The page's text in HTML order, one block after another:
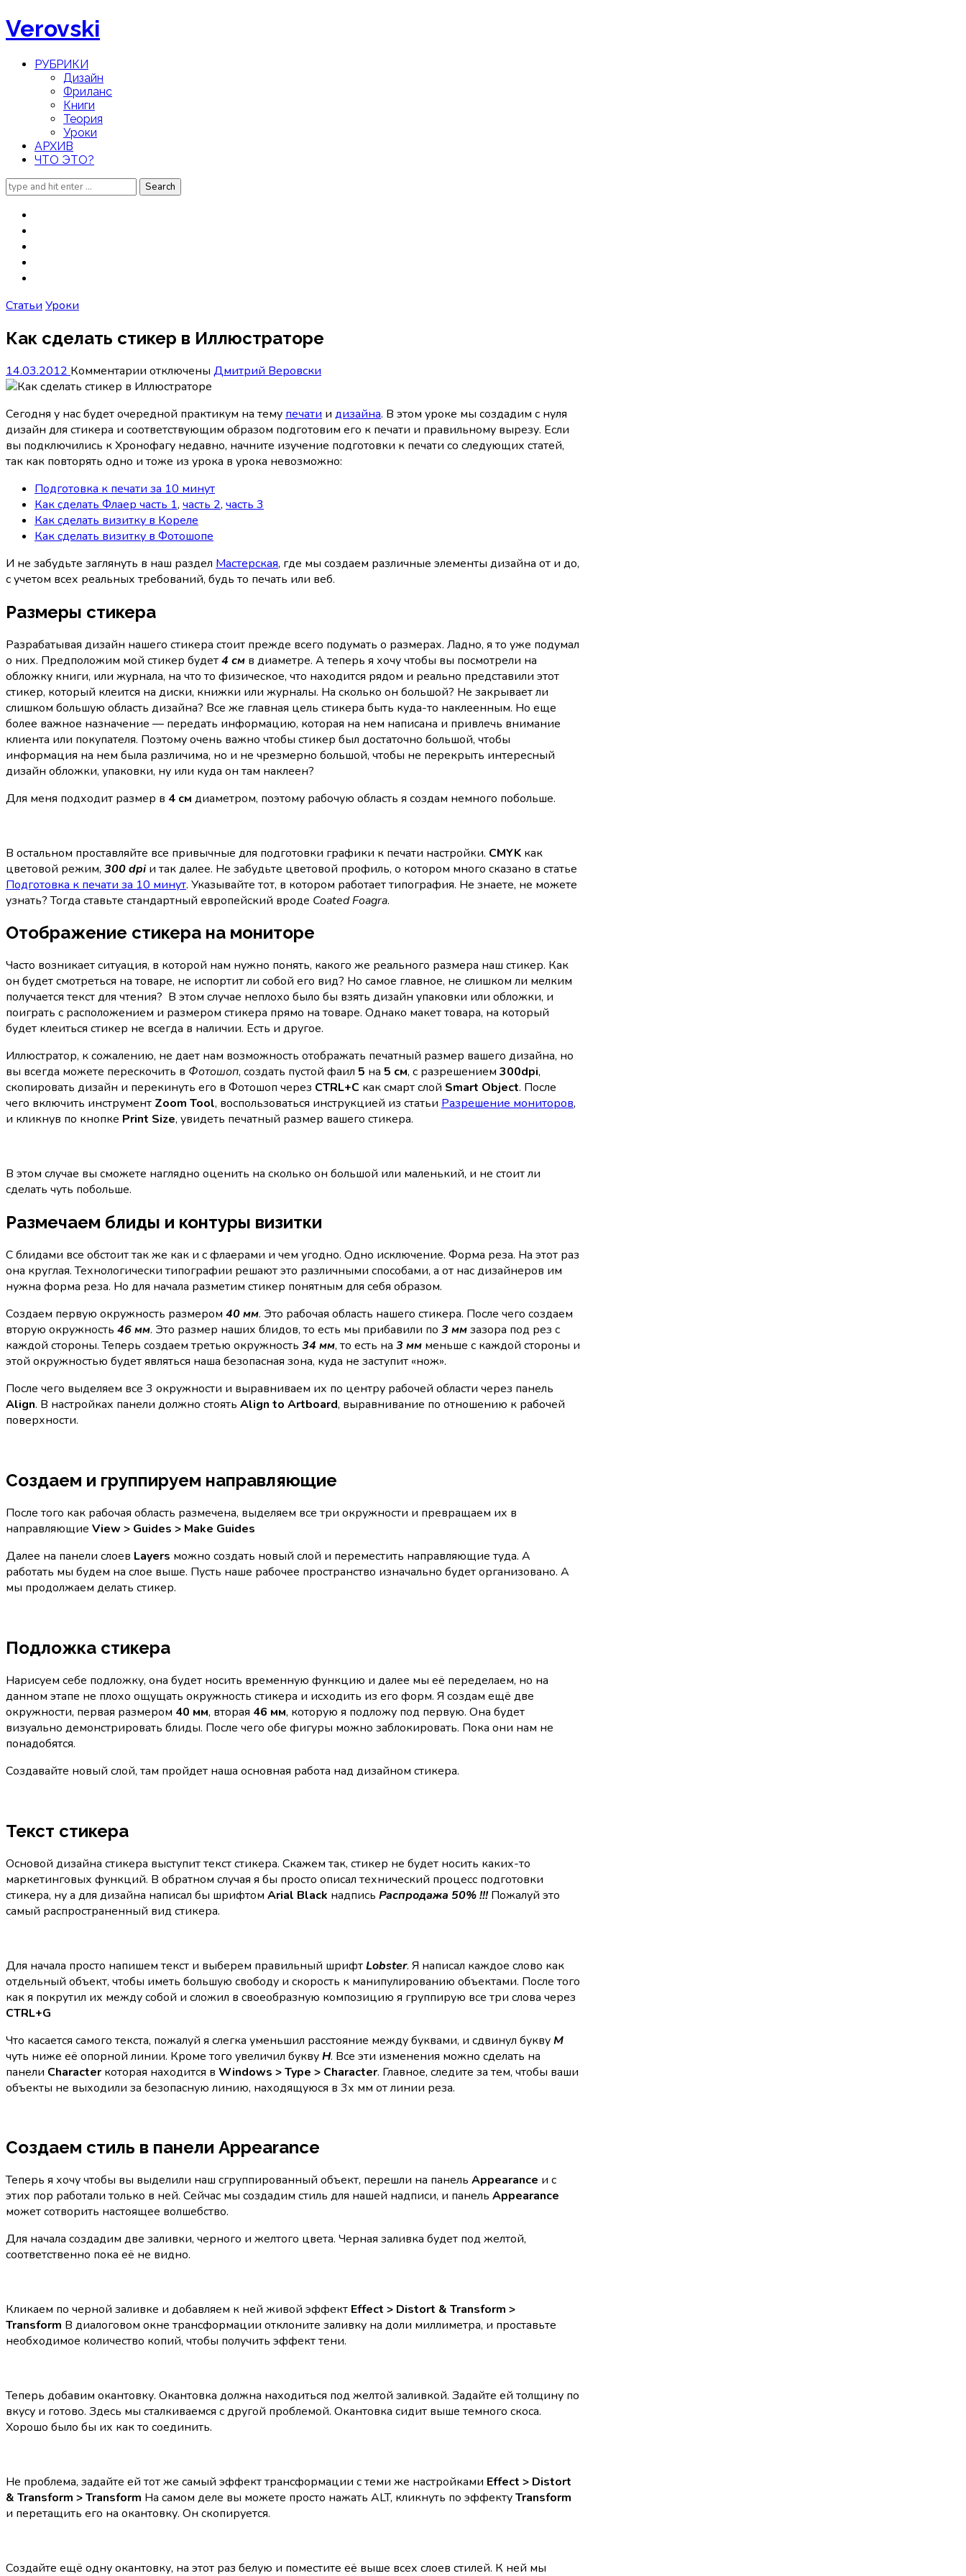
Verovski
РУБРИКИ
Дизайн
Фриланс
Книги
Теория
Уроки
АРХИВ
ЧТО ЭТО?
Search
Статьи Уроки
Как сделать стикер в Иллюстраторе
14.03.2012 Комментарии к
записи
сделать
стикер
в
Иллюстраторе
отключены Дмитрий Веровски
Сегодня у нас будет очередной практикум на тему печати и дизайна. В этом уроке мы создадим с нуля
дизайн для стикера и соответствующим образом подготовим его к печати и правильному вырезу. Если
вы подключились к Хронофагу недавно, начните изучение подготовки к печати со следующих статей,
так как повторять одно и тоже из урока в урока невозможно:
Подготовка к печати за 10 минут
Как сделать Флаер часть 1, часть 2, часть 3
Как сделать визитку в Кореле
Как сделать визитку в Фотошопе
И не забудьте заглянуть в наш раздел Мастерская, где мы создаем различные элементы дизайна от и до,
с учетом всех реальных требований, будь то печать или веб.
Размеры стикера
Разрабатывая дизайн нашего стикера стоит прежде всего подумать о размерах. Ладно, я то уже подумал
о них. Предположим мой стикер будет4 см в диаметре. А теперь я хочу чтобы вы посмотрели на
обложку книги, или журнала, на что то физическое, что находится рядом и реально представили этот
стикер, который клеится на диски, книжки или журналы. На сколько он большой? Не закрывает ли
слишком большую область дизайна? Все же главная цель стикера быть куда-то наклеенным. Но еще
более важное назначение — передать информацию, которая на нем написана и привлечь внимание
клиента или покупателя. Поэтому очень важно чтобы стикер был достаточно большой, чтобы
информация на нем была различима, но и не чрезмерно большой, чтобы не перекрыть интересный
дизайн обложки, упаковки, ну или куда он там наклеен?
Для меня подходит размер в 4 см диаметром, поэтому рабочую область я создам немного побольше.
В остальном проставляйте все привычные для подготовки графики к печати настройки. CMYK как
цветовой режим, 300 dpiи так далее. Не забудьте цветовой профиль, о котором много сказано в статье
Подготовка к печати за 10 минут. Указывайте тот, в котором работает типография. Не знаете, не можете
узнать? Тогда ставьте стандартный европейский вроде Coated Foagra.
Отображение стикера на мониторе
Часто возникает ситуация, в которой нам нужно понять, какого же реального размера наш стикер. Как
он будет смотреться на товаре, не испортит ли собой его вид? Но самое главное, не слишком ли мелким
получается текст для чтения? В этом случае неплохо было бы взять дизайн упаковки или обложки, и
поиграть с расположением и размером стикера прямо на товаре. Однако макет товара, на который
будет клеиться стикер не всегда в наличии. Есть и другое.
Иллюстратор, к сожалению, не дает нам возможность отображать печатный размер вашего дизайна, но
вы всегда можете перескочить в Фотошоп, создать пустой фаил 5 на 5 см, с разрешением 300dpi,
скопировать дизайн и перекинуть его в Фотошоп через CTRL+C как смарт слой Smart Object. После
чего включить инструмент Zoom Tool, воспользоваться инструкцией из статьи Разрешение мониторов,
и кликнув по кнопке Print Size, увидеть печатный размер вашего стикера.
В этом случае вы сможете наглядно оценить на сколько он большой или маленький, и не стоит ли
сделать чуть побольше.
Размечаем блиды и контуры визитки
С блидами все обстоит так же как и с флаерами и чем угодно. Одно исключение. Форма реза. На этот раз
она круглая. Технологически типографии решают это различными способами, а от нас дизайнеров им
нужна форма реза. Но для начала разметим стикер понятным для себя образом.
Создаем первую окружность размером 40 мм. Это рабочая область нашего стикера. После чего создаем
вторую окружность 46 мм. Это размер наших блидов, то есть мы прибавили по 3 ммзазора под рез с
каждой стороны. Теперь создаем третью окружность 34 мм, то есть на 3 мм меньше с каждой стороны и
этой окружностью будет являться наша безопасная зона, куда не заступит «нож».
После чего выделяем все 3 окружности и выравниваем их по центру рабочей области через панель
Align. В настройках панели должно стоять Align to Artboard, выравнивание по отношению к рабочей
поверхности.
Создаем и группируем направляющие
После того как рабочая область размечена, выделяем все три окружности и превращаем их в
направляющие View > Guides > Make Guides
Далее на панели слоев Layers можно создать новый слой и переместить направляющие туда. А
работать мы будем на слое выше. Пусть наше рабочее пространство изначально будет организовано. А
мы продолжаем делать стикер.
Подложка стикера
Нарисуем себе подложку, она будет носить временную функцию и далее мы её переделаем, но на
данном этапе не плохо ощущать окружность стикера и исходить из его форм. Я создам ещё две
окружности, первая размером 40 мм, вторая 46 мм, которую я подложу под первую. Она будет
визуально демонстрировать блиды. После чего обе фигуры можно заблокировать. Пока они нам не
понадобятся.
Создавайте новый слой, там пройдет наша основная работа над дизайном стикера.
Текст стикера
Основой дизайна стикера выступит текст стикера. Скажем так, стикер не будет носить каких-то
маркетинговых функций. В обратном случая я бы просто описал технический процесс подготовки
стикера, ну а для дизайна написал бы шрифтом Arial Black надпись Распродажа 50%!!! Пожалуй это
самый распространенный вид стикера.
Для начала просто напишем текст и выберем правильный шрифтLobster. Я написал каждое слово как
отдельный объект, чтобы иметь большую свободу и скорость к манипулированию объектами. После того
как я покрутил их между собой и сложил в своеобразную композицию я группирую все три слова через
CTRL+G
Что касается самого текста, пожалуй я слегка уменьшил расстояние между буквами, и сдвинул буквуM
чуть ниже её опорной линии. Кроме того увеличил буквуH. Все эти изменения можно сделать на
панели Character которая находится в Windows > Type > Character. Главное, следите за тем, чтобы ваши
объекты не выходили за безопасную линию, находящуюся в 3х мм от линии реза.
Создаем стиль в панели Appearance
Теперь я хочу чтобы вы выделили наш сгруппированный объект, перешли на панель Appearance и с
этих пор работали только в ней. Сейчас мы создадим стиль для нашей надписи, и панель Appearance
может сотворить настоящее волшебство.
Для начала создадим две заливки, черного и желтого цвета. Черная заливка будет под желтой,
соответственно пока её не видно.
Кликаем по черной заливке и добавляем к ней живой эффект Effect > Distort & Transform >
Transform В диалоговом окне трансформации отклоните заливку на доли миллиметра, и проставьте
необходимое количество копий, чтобы получить эффект тени.
Теперь добавим окантовку. Окантовка должна находиться под желтой заливкой. Задайте ей толщину по
вкусу и готово. Здесь мы сталкиваемся с другой проблемой. Окантовка сидит выше темного скоса.
Хорошо было бы их как то соединить.
Не проблема, задайте ей тот же самый эффект трансформации с теми же настройками Effect > Distort
& Transform > Transform На самом деле вы можете просто нажать ALT, кликнуть по эффектуTransform
и перетащить его на окантовку. Он скопируется.
Создайте ещё одну окантовку, на этот раз белую и поместите её выше всех слоев стилей. К ней мы